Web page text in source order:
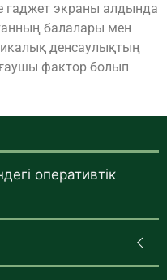
гаджет экраны алдында
балалары мен
денсаулықтың
фактор болып
оперативтік